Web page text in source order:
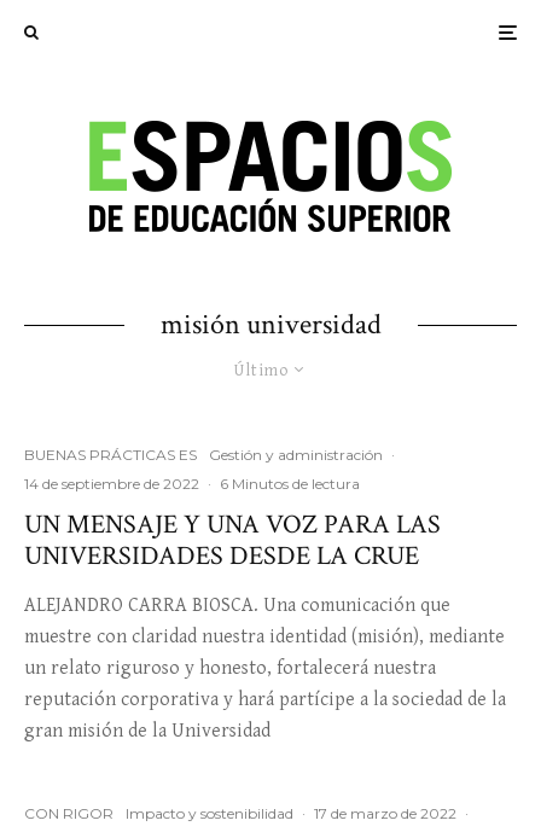
misión universidad
Último
BUENAS PRÁCTICAS ES Gestión y administración ·
14 de septiembre de 2022 · 6 Minutos de lectura
UN MENSAJE Y UNA VOZ PARA LAS
UNIVERSIDADES DESDE LA CRUE
ALEJANDRO CARRA BIOSCA. Una comunicación que
muestre con claridad nuestra identidad (misión), mediante
un relato riguroso y honesto, fortalecerá nuestra
reputación corporativa y hará partícipe a la sociedad de la
gran misión de la Universidad
CON RIGOR Impacto y sostenibilidad · 17 de marzo de 2022 ·